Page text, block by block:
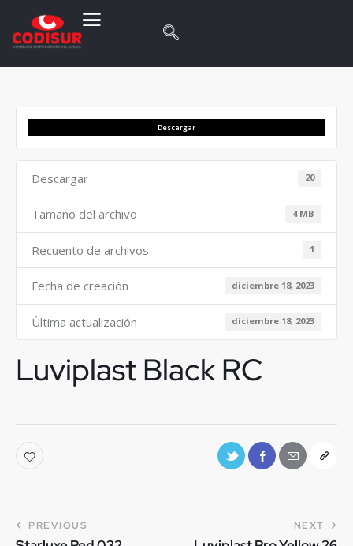
Descargar
Descargar 20
Tamaño del archivo 4 MB
Recuento de archivos 1
Fecha de creación diciembre 18, 2023
Última actualización diciembre 18, 2023
Luviplast Black RC
PREVIOUS NEXT